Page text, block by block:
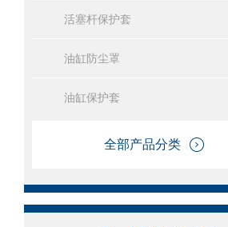
活塞杆保护套
油缸防尘罩
油缸保护套
全部产品分类